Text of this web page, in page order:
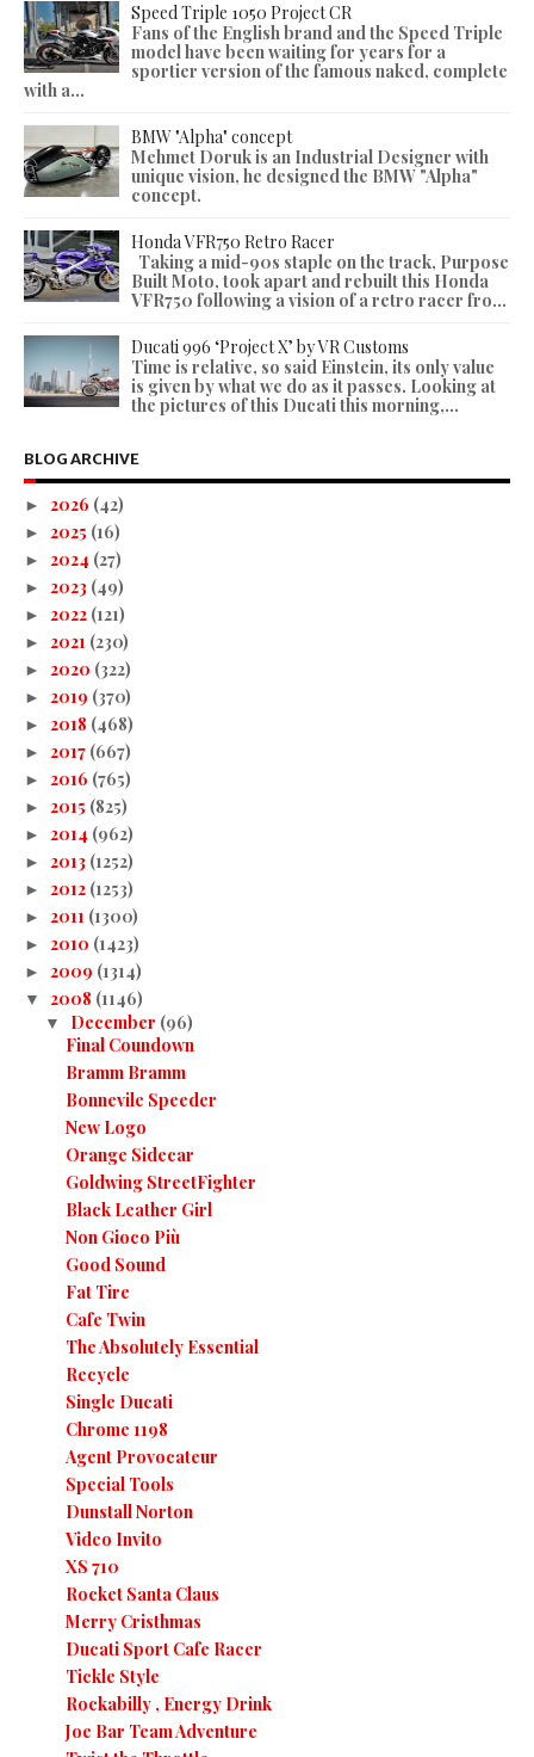
Speed Triple 1050 Project CR
Fans of the English brand and the Speed Triple
model have been waiting for years for a
sportier version of the famous naked, complete
with a...
BMW "Alpha" concept
Mehmet Doruk is an Industrial Designer with
unique vision, he designed the BMW "Alpha"
concept.
Honda VFR750 Retro Racer
Taking a mid-90s staple on the track, Purpose
Built Moto, took apart and rebuilt this Honda
VFR750 following a vision of a retro racer fro...
Ducati 996 ‘Project X’ by VR Customs
Time is relative, so said Einstein, its only value
is given by what we do as it passes. Looking at
the pictures of this Ducati this morning,...
BLOG ARCHIVE
► 2026 (42)
► 2025 (16)
► 2024 (27)
► 2023 (49)
► 2022 (121)
► 2021 (230)
► 2020 (322)
► 2019 (370)
► 2018 (468)
► 2017 (667)
► 2016 (765)
► 2015 (825)
► 2014 (962)
► 2013 (1252)
► 2012 (1253)
► 2011 (1300)
► 2010 (1423)
► 2009 (1314)
▼ 2008 (1146)
▼ December (96)
Final Coundown
Bramm Bramm
Bonnevile Speeder
New Logo
Orange Sidecar
Goldwing StreetFighter
Black Leather Girl
Non Gioco Più
Good Sound
Fat Tire
Cafe Twin
The Absolutely Essential
Recycle
Single Ducati
Chrome 1198
Agent Provocateur
Special Tools
Dunstall Norton
Video Invito
XS 710
Rocket Santa Claus
Merry Cristhmas
Ducati Sport Cafe Racer
Tickle Style
Rockabilly , Energy Drink
Joe Bar Team Adventure